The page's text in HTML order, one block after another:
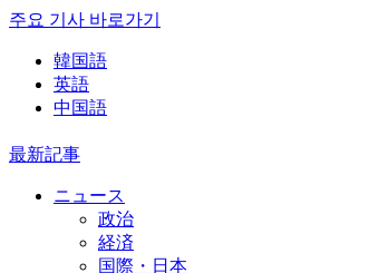
주요 기사 바로가기
韓国語
英語
中国語
最新記事
ニュース
政治
経済
国際・日本